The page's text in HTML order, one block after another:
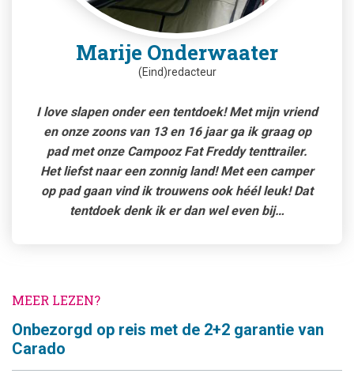
Marije Onderwaater
(Eind)redacteur
I love slapen onder een tentdoek! Met mijn vriend
en onze zoons van 13 en 16 jaar ga ik graag op
pad met onze Campooz Fat Freddy tenttrailer.
Het liefst naar een zonnig land! Met een camper
op pad gaan vind ik trouwens ook héél leuk! Dat
tentdoek denk ik er dan wel even bij…
MEER LEZEN?
Onbezorgd op reis met de 2+2 garantie van
Carado